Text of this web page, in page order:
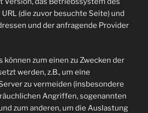
(die zuvor besuchte Seite) und
und der anfragende Provider
können zum einen zu Zwecken der
werden, z.B., um eine
zu vermeiden (insbesondere
Angriffen, sogenannten
zum anderen, um die Auslastung